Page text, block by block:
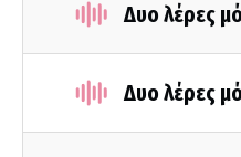
Δυο λέρες
Δυο λέρες